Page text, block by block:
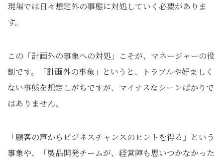
現場では日々想定外の事態に対処していく必要がありま
す。
この「計画外の事象への対処」こそが、マネージャーの役
割です。「計画外の事象」というと、トラブルや好ましく
ない事態を想定しがちですが、マイナスなシーンばかりで
はありません。
「顧客の声からビジネスチャンスのヒントを得る」という
事象や、「製品開発チームが、経営陣も思いつかなかった